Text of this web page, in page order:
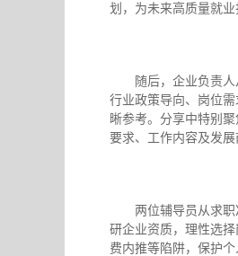
划，为未来高质量就业
随后，企业负责
行业政策导向、岗位
晰参考。分享中特别
要求、工作内容及发展
两位辅导员从求
研企业资质，理性选
费内推等陷阱，保护个